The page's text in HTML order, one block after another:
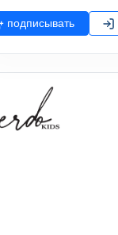
подписывать